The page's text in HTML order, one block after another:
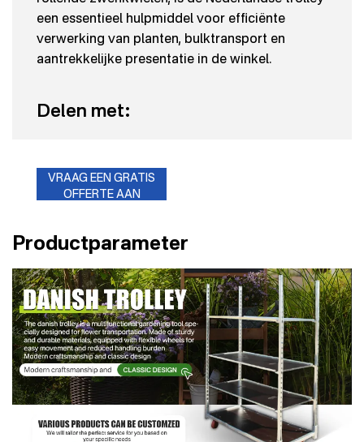
een essentieel hulpmiddel voor efficiënte
verwerking van planten, bulktransport en
aantrekkelijke presentatie in de winkel.
Delen met:
VRAAG EEN GRATIS
OFFERTE AAN
Productparameter